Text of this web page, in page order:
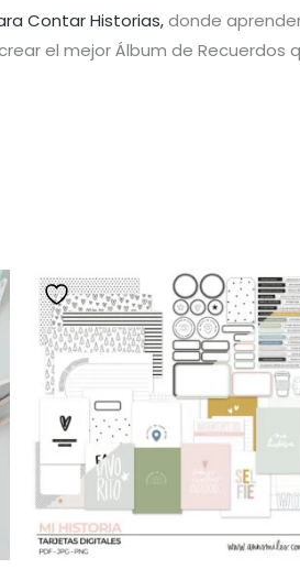
Contar Historias,donde
el mejor Álbum de Recuerdos